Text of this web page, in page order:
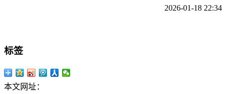
2026-01-18 22:34
标签
本文网址：